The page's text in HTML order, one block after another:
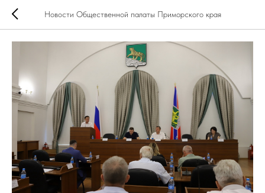
Новости Общественной палаты Приморского края